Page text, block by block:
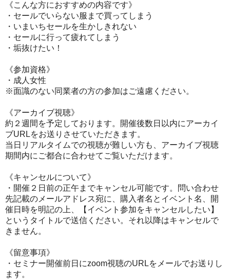
《こんな方におすすめの内容です》
・セールでいらない服まで買ってしまう
・いまいちセールを生かしきれない
・セールに行って疲れてしまう
・垢抜けたい！
《参加資格》
・成人女性
※面識のない同業者の方の参加はご遠慮ください。
《アーカイブ視聴》
約２週間を予定しております。開催後数日以内にアーカイ
ブURLをお送りさせていただきます。
当日リアルタイムでの視聴が難しい方も、アーカイブ視聴
期間内にご都合に合わせてご覧いただけます。
《キャンセルについて》
・開催２日前の正午までキャンセル可能です。問い合わせ
先記載のメールアドレス宛に、購入者名とイベント名、開
催日時を明記の上、【イベント参加をキャンセルしたい】
というタイトルで送信ください。それ以降はキャンセルで
きません。
《留意事項》
・セミナー開催前日にzoom視聴のURLをメールでお送りし
ます。